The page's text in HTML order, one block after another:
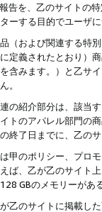
告を、乙のサイトの
ーする目的でユーザ
（および関連する特
定義されたとおり
含みます。）と乙サ
。
の紹介部分は、該当
トのアパレル部門の
終了日までに、乙の
甲のポリシー、プロ
ば、乙が乙のサイト
GBのメモリーがあ
乙のサイトに掲載し